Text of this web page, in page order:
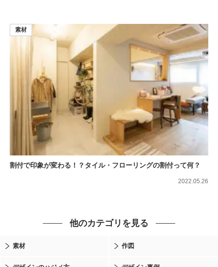
割付で印象が変わる！？タイル・フローリングの割付って何？
素材
2022.05.26
他のカテゴリを見る
素材 作図